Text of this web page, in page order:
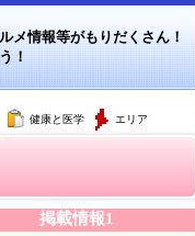
メ情報等がもりだくさん！
！
健康と医学 エリア
掲載情報1